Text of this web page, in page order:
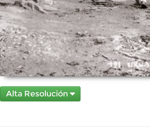
Alta Resolución